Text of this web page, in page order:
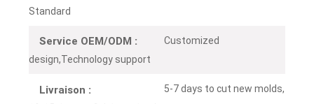
Standard
Service OEM/ODM :
Customized
design,Technology support
Livraison :
5-7 days to cut new molds,